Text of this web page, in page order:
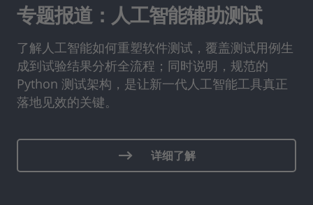
专题报道：人工智能辅助测试
了解人工智能如何重塑软件测试，覆盖测试用例生
成到试验结果分析全流程；同时说明，规范的
Python 测试架构，是让新一代人工智能工具真正
落地见效的关键。
详细了解